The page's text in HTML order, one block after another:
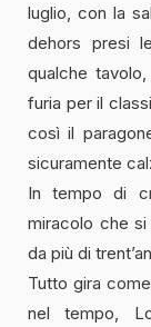
luglio, con la
dehors presi
qualche
furia per il
così il
sicuramente
In tempo di
miracolo che
da più di
Tutto gira
nel tempo,